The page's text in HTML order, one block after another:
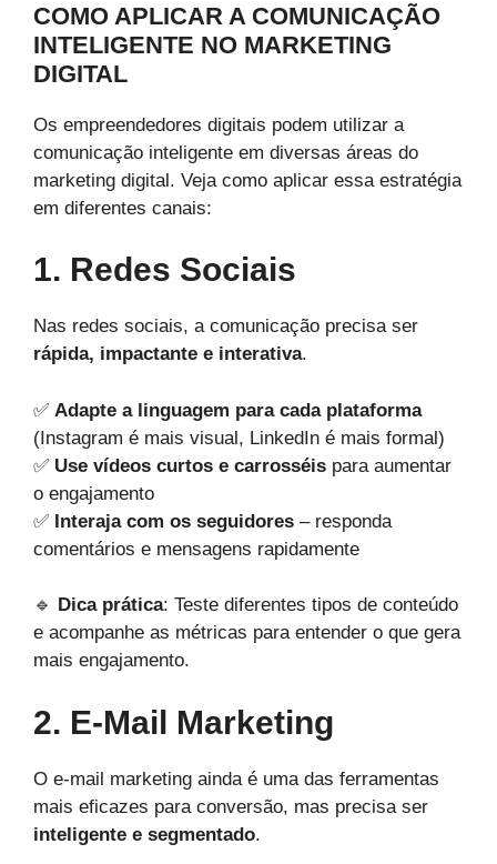
COMO APLICAR A COMUNICAÇÃO
INTELIGENTE NO MARKETING
DIGITAL
Os empreendedores digitais podem utilizar a
comunicação inteligente em diversas áreas do
marketing digital. Veja como aplicar essa estratégia
em diferentes canais:
1. Redes Sociais
Nas redes sociais, a comunicação precisa ser
rápida, impactante e interativa.
✅ Adapte a linguagem para cada plataforma
(Instagram é mais visual, LinkedIn é mais formal)
✅ Use vídeos curtos e carrosséis para aumentar
o engajamento
✅ Interaja com os seguidores – responda
comentários e mensagens rapidamente
🔹 Dica prática: Teste diferentes tipos de conteúdo
e acompanhe as métricas para entender o que gera
mais engajamento.
2. E-Mail Marketing
O e-mail marketing ainda é uma das ferramentas
mais eficazes para conversão, mas precisa ser
inteligente e segmentado.